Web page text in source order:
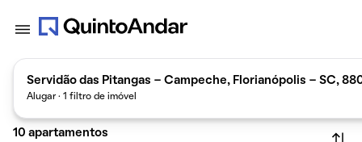
Servidão das Pitangas - Campeche, Florianópolis - SC,
Alugar · 1 filtro de imóvel
10 apartamentos